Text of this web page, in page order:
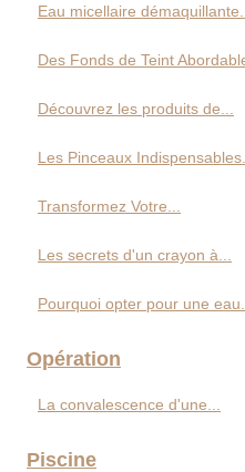
Eau micellaire démaquillante...
Des Fonds de Teint
Découvrez les produits de...
Les Pinceaux Indispensables...
Transformez Votre...
Les secrets d'un crayon à...
Pourquoi opter pour une eau...
Opération
La convalescence d'une...
Piscine